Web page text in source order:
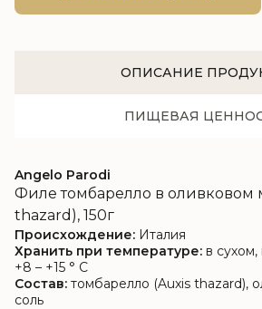
ОПИСАНИЕ
ПИЩЕВАЯ
Angelo Parodi
Филе томбарелло в оливковом
thazard), 150г
Происхождение: Италия
Хранить при температуре: в
+8 – +15 ° C
Состав: томбарелло (Auxis thazard),
соль